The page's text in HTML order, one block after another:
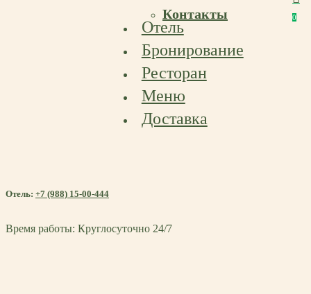
0
Контакты
Отель
Бронирование
Ресторан
Меню
Доставка
Отель: +7 (988) 15-00-444
Время работы: Круглосуточно 24/7